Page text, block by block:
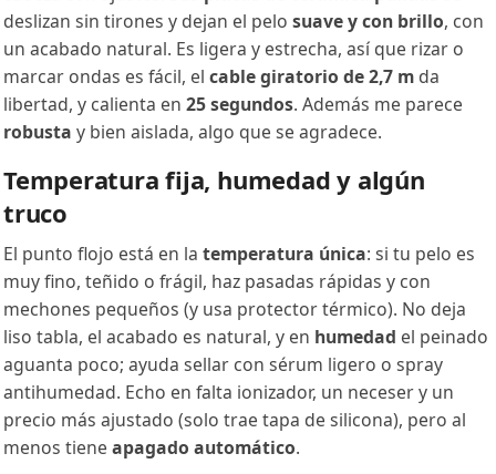
deslizan sin tirones y dejan el pelo suave y con brillo, con
un acabado natural. Es ligera y estrecha, así que rizar o
marcar ondas es fácil, el cable giratorio de 2,7 mda
libertad, y calienta en 25 segundos. Además me parece
robusta y bien aislada, algo que se agradece.
Temperatura fija, humedad y algún
truco
El punto flojo está en la temperatura única: si tu pelo es
muy fino, teñido o frágil, haz pasadas rápidas y con
mechones pequeños (y usa protector térmico). No deja
liso tabla, el acabado es natural, y en humedad el peinado
aguanta poco; ayuda sellar con sérum ligero o spray
antihumedad. Echo en falta ionizador, un neceser y un
precio más ajustado (solo trae tapa de silicona), pero al
menos tiene apagado automático.